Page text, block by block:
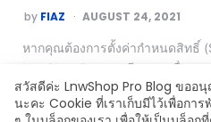
by FIAZ AUGUST 24, 2021
หากคุณต้องการตั้งค่ากำหนดสิทธิ์
LnwShop Pro ของทีมงาน เพื่อดู
สามารถดำเนินการได้ดังนี้ ข้อมูลสิ
วิธีการเข้าใช้งานระบบ Staff กำ
สวัสดีค่ะ LnwShop Pro Blog ขออ
นะคะ Cookie ที่เราเก็บมีไว้เพื่อกา